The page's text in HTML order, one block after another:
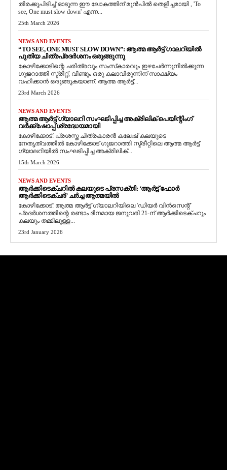
തിരക്കുപിടിച്ച് ഓടുന്ന ഈ ലോകത്തിന് മുൻപിൽ തെളിച്ചമായി , 'To
see, One must slow down' എന്ന...
25th March 2026
NEWS AND EVENTS
“TO SEE, ONE MUST SLOW DOWN”: ആത്മ ആർട്ട് ഗാലറിയിൽ
പുതിയ ചിത്രപ്രദർശനം ഒരുങ്ങുന്നു
കോഴിക്കോടിന്റെ ചരിത്രവും സംസ്‌കാരവും ഇഴചേർന്നുനിൽക്കുന്ന
ഗുജറാത്തി സ്ട്രീറ്റ്, വീണ്ടും ഒരു കലാവിരുന്നിന് സാക്ഷ്യം
വഹിക്കാൻ ഒരുങ്ങുകയാണ്. ആത്മ ആർട്ട്...
23rd March 2026
NEWS AND EVENTS
ആത്മ ആർട്ട് ഗ്യാലറി സംഘടിപ്പിച്ച അക്രിലിക് പെയിന്റിംഗ്
വർക്ക്‌ഷോപ്പ് ശ്രദ്ധേയമായി
കോഴിക്കോട്: പ്രശസ്ത ചിത്രകാരൻ കലേഷ് കലയുടെ
നേതൃത്വത്തിൽ കോഴിക്കോട് ഗുജറാത്തി സ്ട്രീറ്റിലെ ആത്മ ആർട്ട്
ഗ്യാലറിയിൽ സംഘടിപ്പിച്ച അക്രിലിക്...
15th March 2026
NEWS AND EVENTS
ആർക്കിടെക്ചറിൽ കലയുടെ പ്രസക്തി: ‘ആർട്ട് ഫോർ
ആർക്കിടെക്ചർ’ ചർച്ച ആത്മയിൽ
​കോഴിക്കോട്: ആത്മ ആർട്ട് ഗ്യാലറിയിലെ 'ഡിയർ വിൻസെന്റ്'
പ്രദർശനത്തിന്റെ രണ്ടാം ദിനമായ ജനുവരി 21-ന് ആർക്കിടെക്ചറും
കലയും തമ്മിലുള്ള...
23rd January 2026